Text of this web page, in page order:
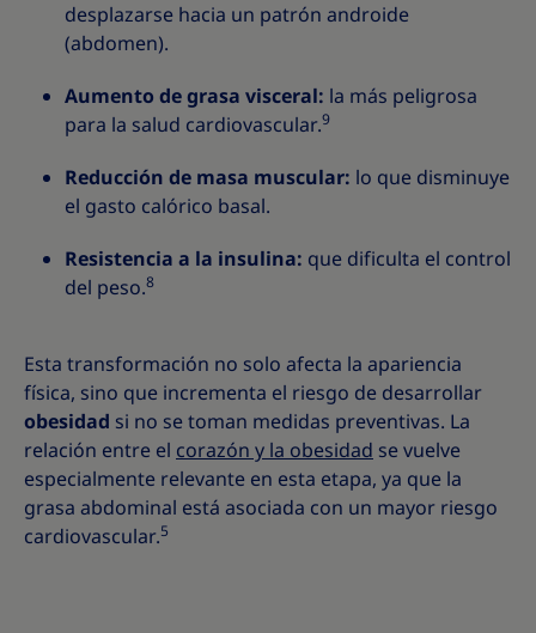
desplazarse hacia un patrón androide
(abdomen).
Aumento de grasa visceral: la más peligrosa
para la salud cardiovascular.9
Reducción de masa muscular: lo que disminuye
el gasto calórico basal.
Resistencia a la insulina: que dificulta el control
del peso.8
Esta transformación no solo afecta la apariencia
física, sino que incrementa el riesgo de desarrollar
obesidad si no se toman medidas preventivas. La
relación entre el corazón y la obesidad se vuelve
especialmente relevante en esta etapa, ya que la
grasa abdominal está asociada con un mayor riesgo
cardiovascular.5